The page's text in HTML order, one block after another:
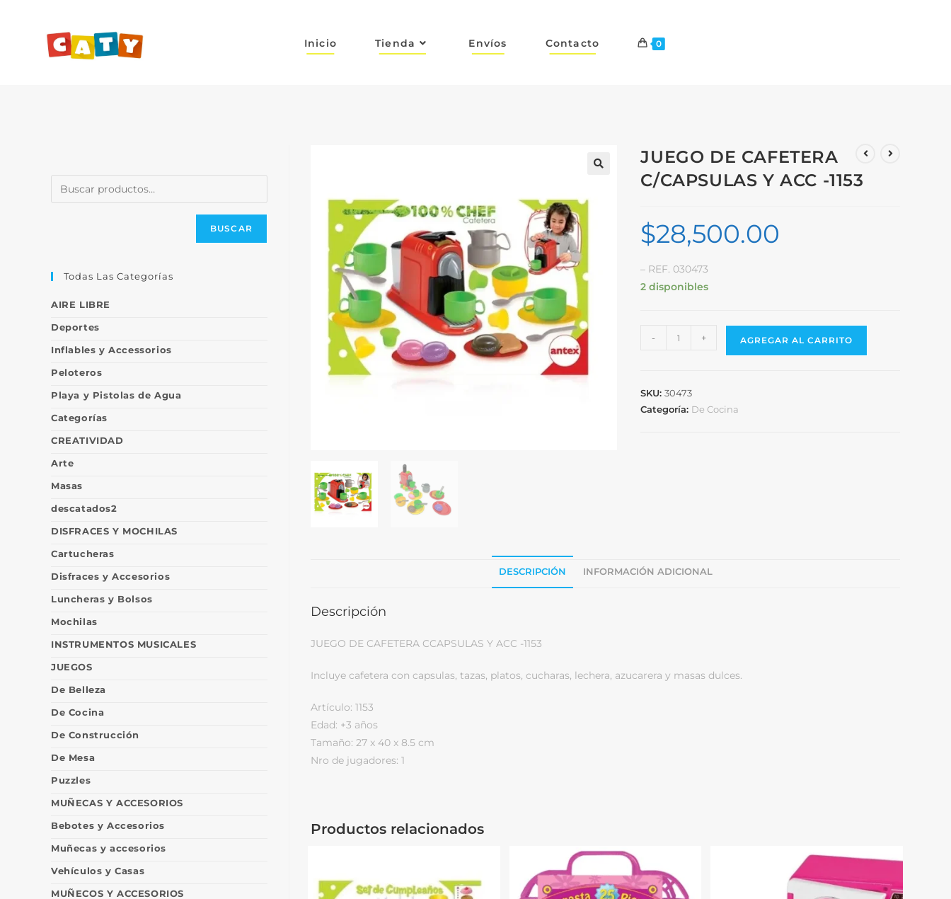
Inicio Tienda Envíos Contacto 0
JUEGO DE CAFETERA
C/CAPSULAS Y ACC -1153
$28,500.00
– REF. 030473
2 disponibles
- + AGREGAR AL CARRITO
SKU:30473
Categoría: De Cocina
DESCRIPCIÓN INFORMACIÓN ADICIONAL
Descripción
JUEGO DE CAFETERA CCAPSULAS Y ACC -1153
Incluye cafetera con capsulas, tazas, platos, cucharas, lechera, azucarera y masas dulces.
Artículo: 1153
Edad: +3 años
Tamaño: 27 x 40 x 8.5 cm
Nro de jugadores: 1
Productos relacionados
BUSCAR
Todas Las Categorías
AIRE LIBRE
Deportes
Inflables y Accessorios
Peloteros
Playa y Pistolas de Agua
Categorías
CREATIVIDAD
Arte
Masas
descatados2
DISFRACES Y MOCHILAS
Cartucheras
Disfraces y Accesorios
Luncheras y Bolsos
Mochilas
INSTRUMENTOS MUSICALES
JUEGOS
De Belleza
De Cocina
De Construcción
De Mesa
Puzzles
MUÑECAS Y ACCESORIOS
Bebotes y Accesorios
Muñecas y accesorios
Vehículos y Casas
MUÑECOS Y ACCESORIOS